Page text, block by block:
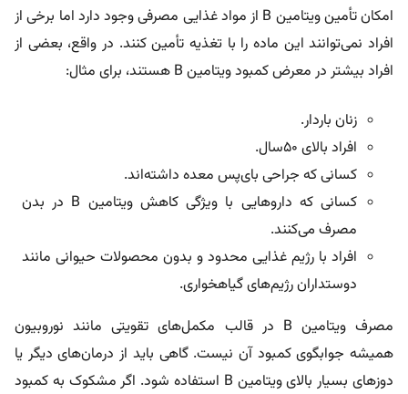
امکان تأمین ویتامین B از مواد غذایی مصرفی وجود دارد اما برخی از
افراد نمی‌توانند این ماده را با تغذیه تأمین کنند. در واقع، بعضی از
افراد بیشتر در معرض کمبود ویتامین B هستند، برای مثال:
زنان باردار.
افراد بالای ۵۰سال.
کسانی که جراحی بای‌پس معده داشته‌اند.
کسانی که داروهایی با ویژگی کاهش ویتامین B در بدن
مصرف می‌کنند.
افراد با رژیم غذایی محدود و بدون محصولات حیوانی مانند
دوستداران رژیم‌های گیاهخواری.
مصرف ویتامین B در قالب مکمل‌های تقویتی مانند نوروبیون
همیشه جوابگوی کمبود آن نیست. گاهی باید از درمان‌های دیگر یا
دوزهای بسیار بالای ویتامین B استفاده شود. اگر مشکوک به کمبود